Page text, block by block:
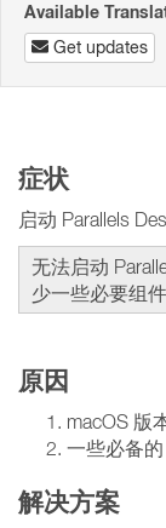
Available
Get updates
症状
启动 Parallels
无法启动
少一些必要组件
原因
macOS 版
一些必备的
解决方案